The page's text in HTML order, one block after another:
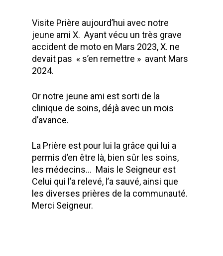
Visite Prière aujourd’hui avec notre
jeune ami X. Ayant vécu un très grave
accident de moto en Mars 2023, X. ne
devait pas « s’en remettre » avant Mars
2024.
Or notre jeune ami est sorti de la
clinique de soins, déjà avec un mois
d’avance.
La Prière est pour lui la grâce qui lui a
permis d’en être là, bien sûr les soins,
les médecins… Mais le Seigneur est
Celui qui l’a relevé, l’a sauvé, ainsi que
les diverses prières de la communauté.
Merci Seigneur.